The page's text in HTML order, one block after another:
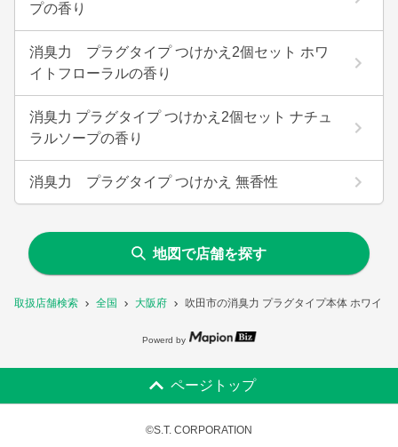
取扱店舗検索 全国 大阪府 吹田市の消臭力 プラグタイプ本体 ホワイ
プの香り
消臭力 プラグタイプ つけかえ2個セット ホワ
イトフローラルの香り
消臭力 プラグタイプ つけかえ2個セット ナチュ
ラルソープの香り
消臭力 プラグタイプ つけかえ 無香性
地図で店舗を探す
Powerd by
ページトップ
©S.T. CORPORATION